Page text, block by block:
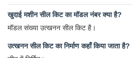
खुदाई मशीन सील किट का मॉडल नंबर क्या है?
मॉडल संख्या उत्खनन सील किट है।
उत्खनन सील किट का निर्माण कहाँ किया जाता है?